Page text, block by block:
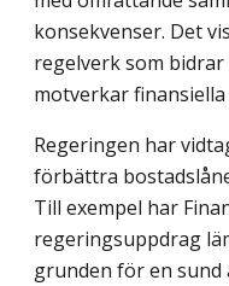
konsekvenser. Det
regelverk som
motverkar
Regeringen har
förbättra
Till exempel har
regeringsuppdrag
grunden för en